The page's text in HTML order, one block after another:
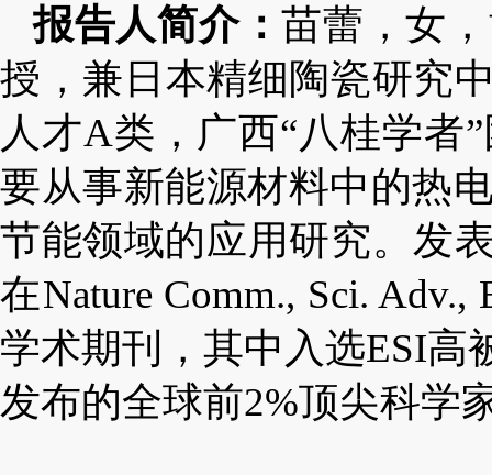
报告人简介：苗蕾，女
授，兼日本精细陶瓷研究
人才A类，广西“八桂学者”
要从事新能源材料中的热
节能领域的应用研究。发
在Nature Comm., Sci. Adv.,
学术期刊，其中入选ESI高
发布的全球前2%顶尖科学